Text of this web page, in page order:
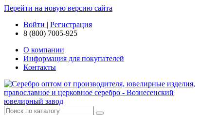
Перейти на новую версию сайта
Войти | Регистрация
8 (800) 7005-925
О компании
Информация для покупателей
Контакты